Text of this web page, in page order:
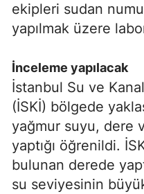
ekipleri sudan
yapılmak üzere
İnceleme yapılacak
İstanbul Su ve
(İSKİ) bölgede
yağmur suyu, dere
yaptığı öğrenildi.
bulunan derede
su seviyesinin